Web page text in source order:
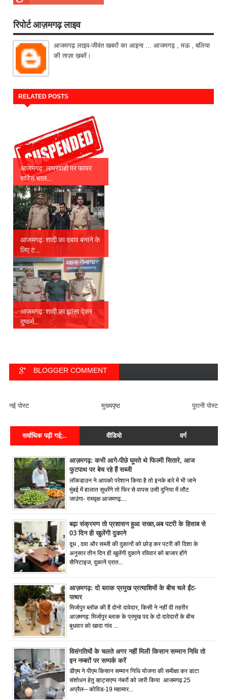
रिपोर्ट आज़मगढ़ लाइव
आजमगढ़ लाइव-जीवंत खबरों का आइना ... आजमगढ़ , मऊ , बलिया
की ताज़ा ख़बरें।
RELATED POSTS
आजमगढ़: लापरवाही पर फायर
सर्विस चाल...
आजमगढ़: शादी का दबाव बनाने के
लिए ट...
आजमगढ़: शादी का झांसा देकर
दुष्कर्म...
BLOGGER COMMENT
नई पोस्ट पुरानी पोस्ट
मुख्यपृष्ठ
सर्वाधिक पढ़ी गई;.. वीडियो वर्ग
आज़मगढ़: कभी आगे-पीछे घूमते थे फिल्मी सितारे, आज
फुटपाथ पर बेच रहे हैं सब्जी
लॉकडाउन ने आपको परेशान किया है तो इनके बारे में भी जाने
मुंबई में हालात सुधरेंगे तो फिर से वापस उसी दुनिया में लौट
जाउंगा- रामवृक्ष आजमगढ़....
बढ़ा संक्रमण तो प्रशासन हुआ सख्त,अब पटरी के हिसाब से
03 दिन ही खुलेंगी दुकाने
दूध , दवा और सब्जी की दुकानों को छोड़ कर पटरी की दिशा के
अनुसार तीन दिन ही खुलेंगी दुकाने रविवार को बाजार होंगे
सैनिटाइज, दुकानें प्रात...
आज़मगढ़: दो ब्लाक प्रमुख प्रत्याशियों के बीच चले ईंट-
पत्थर
मिर्जापुर ब्लॉक की हैं दोनो दावेदार, किसी ने नहीं दी तहरीर
आज़मगढ़: मिर्जापुर ब्लाक के प्रमुख पद के दो दावेदारों के बीच
बुधवार को खादा गांव ...
विसंगतियों के चलते अगर नहीं मिली किसान सम्मान निधि तो
इन नम्बरों पर सम्पर्क करें
डीएम ने पीएम किसान सम्मान निधि योजना की समीक्षा कर डाटा
संशोधन हेतु व्हाट्सएप्प नंबरों को जारी किया आजमगढ़ 25
अप्रैल-- कोविड-19 महामार...